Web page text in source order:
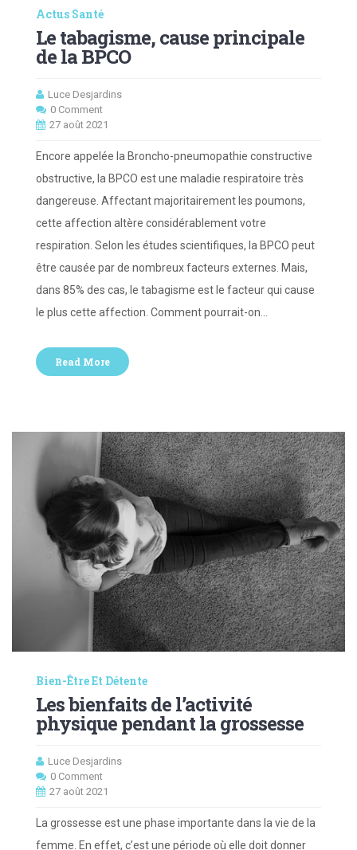
Actus Santé
Le tabagisme, cause principale
de la BPCO
Luce Desjardins
0 Comment
27 août 2021
Encore appelée la Broncho-pneumopathie constructive
obstructive, la BPCO est une maladie respiratoire très
dangereuse. Affectant majoritairement les poumons,
cette affection altère considérablement votre
respiration. Selon les études scientifiques, la BPCO peut
être causée par de nombreux facteurs externes. Mais,
dans 85% des cas, le tabagisme est le facteur qui cause
le plus cette affection. Comment pourrait-on…
Read More
Bien-Être Et Détente
Les bienfaits de l’activité
physique pendant la grossesse
Luce Desjardins
0 Comment
27 août 2021
La grossesse est une phase importante dans la vie de la
femme. En effet, c’est une période où elle doit donner